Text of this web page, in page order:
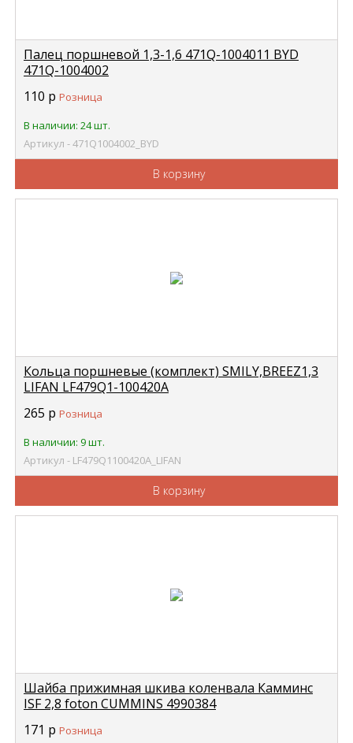
Палец поршневой 1,3-1,6 471Q-1004011 BYD
471Q-1004002
110 р Розница
В наличии: 24 шт.
Артикул - 471Q1004002_BYD
В корзину
Кольца поршневые (комплект) SMILY,BREEZ1,3
LIFAN LF479Q1-100420A
265 р Розница
В наличии: 9 шт.
Артикул - LF479Q1100420A_LIFAN
В корзину
Шайба прижимная шкива коленвала Камминс
ISF 2,8 foton CUMMINS 4990384
171 р Розница